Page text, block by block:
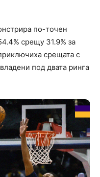
по-точен
срещу 31.9% за
срещата с
под двата ринга